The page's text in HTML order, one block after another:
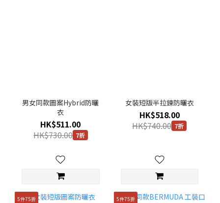
男女同款圖案Hybrid防曬
衣
HK$511.00
HK$730.00 7折
女裝短版半拉鍊防曬衣
HK$518.00
HK$740.00 7折
5件75折 5件75折